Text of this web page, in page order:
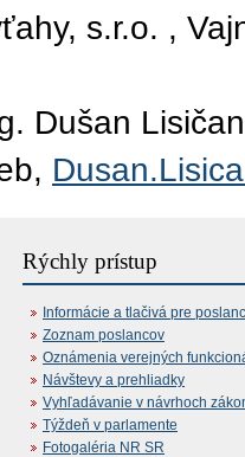
s.r.o. ,
Dušan
Rýchly prístup
Informácie a tlačivá pre
Zoznam poslancov
Oznámenia verejných
Návštevy a prehliadky
Vyhľadávanie v návrhoch
Týždeň v parlamente
Fotogaléria NR SR